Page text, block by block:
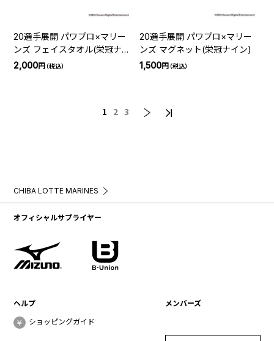
20選手展開 パワプロ×マリー
ンズ フェイスタオル(栄冠ナイ
ン)
2,000円（税込）
20選手展開 パワプロ×マリー
ンズ マグネット(栄冠ナイン)
1,500円（税込）
1 2 3
CHIBA LOTTE MARINES
オフィシャルサプライヤー
ヘルプ
ショッピングガイド
メンバーズ